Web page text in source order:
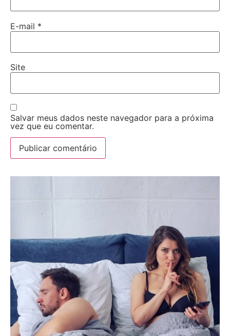
E-mail *
Site
Salvar meus dados neste navegador para a próxima
vez que eu comentar.